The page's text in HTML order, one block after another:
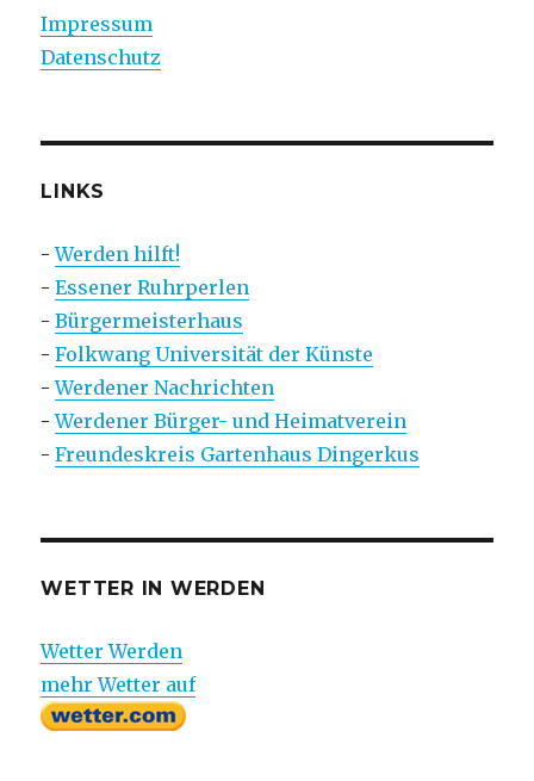
Impressum
Datenschutz
LINKS
-Werden hilft!
-Essener Ruhrperlen
-Bürgermeisterhaus
-Folkwang Universität der Künste
-Werdener Nachrichten
-Werdener Bürger- und Heimatverein
-Freundeskreis Gartenhaus Dingerkus
WETTER IN WERDEN
Wetter Werden
mehr Wetter auf